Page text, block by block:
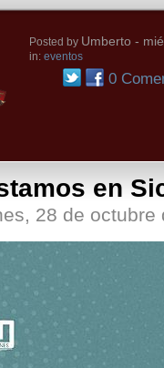
Posted by Umberto -
in: eventos
0
en
28 de octubre